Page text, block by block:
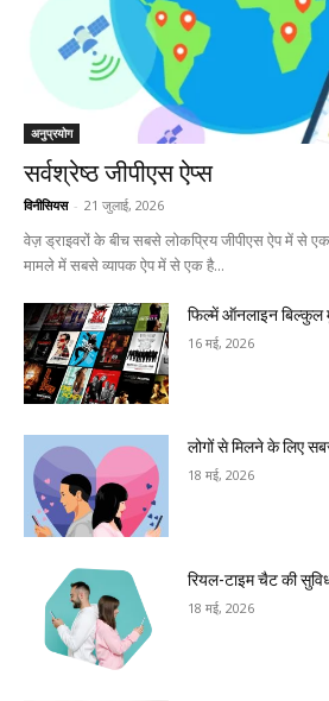
अनुप्रयोग
सर्वश्रेष्ठ जीपीएस ऐप्स
विनीसियस - 21 जुलाई, 2026
वेज़ ड्राइवरों के बीच सबसे लोकप्रिय जीपीएस ऐप में से
मामले में सबसे व्यापक ऐप में से एक है...
फिल्में ऑनलाइन
16 मई, 2026
लोगों से मिलने के लिए
18 मई, 2026
रियल-टाइम चैट की
18 मई, 2026